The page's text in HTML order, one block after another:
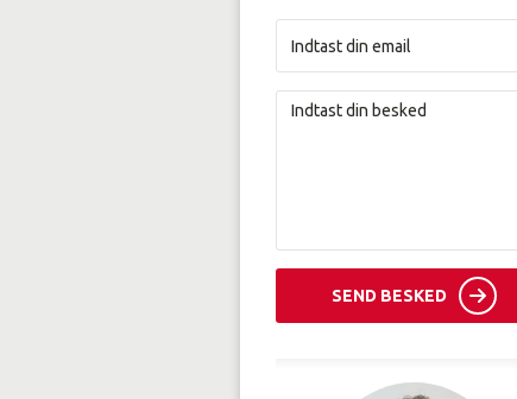
SEND BESKED